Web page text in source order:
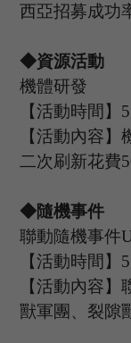
西亞招募成功
◆資源活動
機體研發
【活動時間】 5
【活動內容
二次刷新花費
◆隨機事件
聯動隨機事件
【活動時間】 5
【活動內容
獸軍團、裂隙